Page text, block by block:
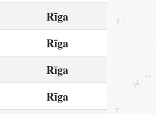
Rīga
Rīga
Rīga
Rīga